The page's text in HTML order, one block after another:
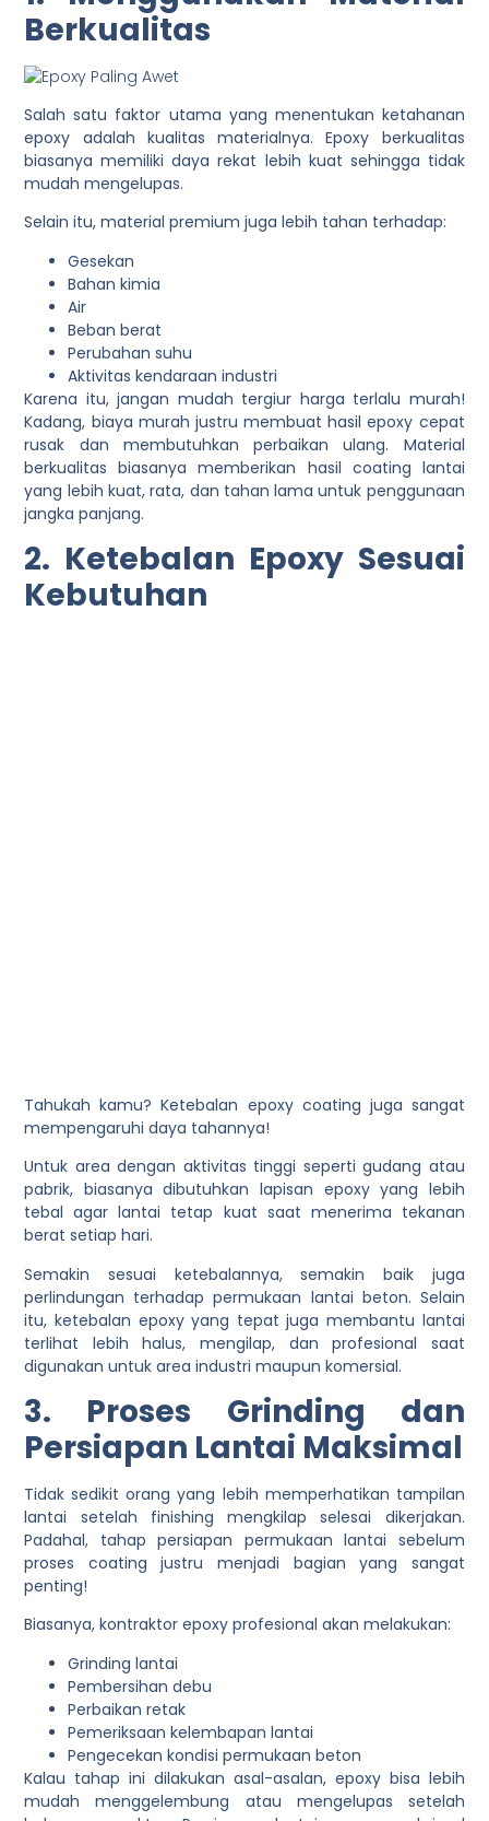
Berkualitas
Salah satu faktor utama yang menentukan ketahanan
epoxy adalah kualitas materialnya. Epoxy berkualitas
biasanya memiliki daya rekat lebih kuat sehingga tidak
mudah mengelupas.
Selain itu, material premium juga lebih tahan terhadap:
Gesekan
Bahan kimia
Air
Beban berat
Perubahan suhu
Aktivitas kendaraan industri
Karena itu, jangan mudah tergiur harga terlalu murah!
Kadang, biaya murah justru membuat hasil epoxy cepat
rusak dan membutuhkan perbaikan ulang. Material
berkualitas biasanya memberikan hasil coating lantai
yang lebih kuat, rata, dan tahan lama untuk penggunaan
jangka panjang.
2. Ketebalan Epoxy Sesuai
Kebutuhan
Tahukah kamu? Ketebalan epoxy coating juga sangat
mempengaruhi daya tahannya!
Untuk area dengan aktivitas tinggi seperti gudang atau
pabrik, biasanya dibutuhkan lapisan epoxy yang lebih
tebal agar lantai tetap kuat saat menerima tekanan
berat setiap hari.
Semakin sesuai ketebalannya, semakin baik juga
perlindungan terhadap permukaan lantai beton. Selain
itu, ketebalan epoxy yang tepat juga membantu lantai
terlihat lebih halus, mengilap, dan profesional saat
digunakan untuk area industri maupun komersial.
3. Proses Grinding dan
Persiapan Lantai Maksimal
Tidak sedikit orang yang lebih memperhatikan tampilan
lantai setelah finishing mengkilap selesai dikerjakan.
Padahal, tahap persiapan permukaan lantai sebelum
proses coating justru menjadi bagian yang sangat
penting!
Biasanya, kontraktor epoxy profesional akan melakukan:
Grinding lantai
Pembersihan debu
Perbaikan retak
Pemeriksaan kelembapan lantai
Pengecekan kondisi permukaan beton
Kalau tahap ini dilakukan asal-asalan, epoxy bisa lebih
mudah menggelembung atau mengelupas setelah